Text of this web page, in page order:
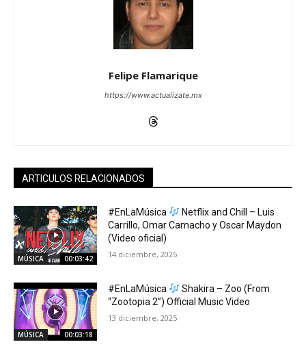
Felipe Flamarique
https://www.actualizate.mx
ARTICULOS RELACIONADOS
MÚSICA 00:03:42
#EnLaMúsica
Netflix and Chill – Luis
Carrillo, Omar Camacho y Oscar Maydon
(Video oficial)
14 diciembre, 2025
MÚSICA 00:03:18
#EnLaMúsica
Shakira – Zoo (From
“Zootopia 2”) Official Music Video
13 diciembre, 2025